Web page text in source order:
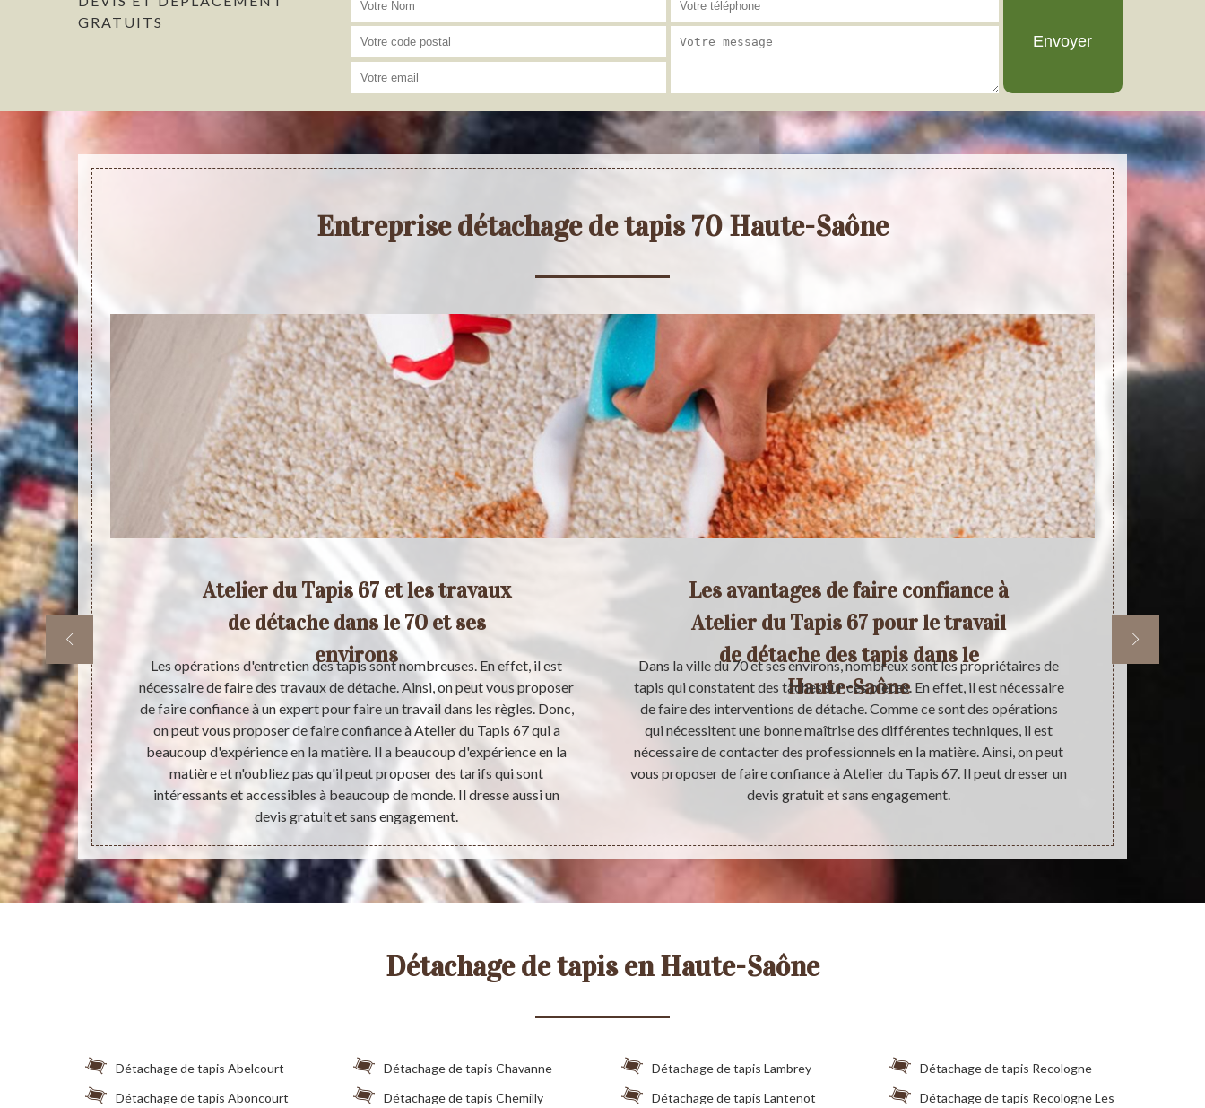
GRATUITS
Entreprise détachage de tapis 70 Haute-Saône
tapis. En
de ces
il est
on peut
beaucoup
des tarifs
qui sont
Atelier du Tapis 67 et les travaux
de détache dans le 70 et ses
environs
Les opérations d'entretien des tapis sont nombreuses. En effet, il est
nécessaire de faire des travaux de détache. Ainsi, on peut vous proposer
de faire confiance à un expert pour faire un travail dans les règles. Donc,
on peut vous proposer de faire confiance à Atelier du Tapis 67 qui a
beaucoup d'expérience en la matière. Il a beaucoup d'expérience en la
matière et n'oubliez pas qu'il peut proposer des tarifs qui sont
intéressants et accessibles à beaucoup de monde. Il dresse aussi un
devis gratuit et sans engagement.
Les avantages de faire confiance à
Atelier du Tapis 67 pour le travail
de détache des tapis dans le
Haute-Saône
Dans la ville du 70 et ses environs, nombreux sont les propriétaires de
tapis qui constatent des tâches sur ces pièces. En effet, il est nécessaire
de faire des interventions de détache. Comme ce sont des opérations
qui nécessitent une bonne maîtrise des différentes techniques, il est
nécessaire de contacter des professionnels en la matière. Ainsi, on peut
vous proposer de faire confiance à Atelier du Tapis 67. Il peut dresser un
devis gratuit et sans engagement.
Les tapis
Détachage de tapis en Haute-Saône
Détachage de tapis Abelcourt
Détachage de tapis Aboncourt
Détachage de tapis Chavanne
Détachage de tapis Chemilly
Détachage de tapis Lambrey
Détachage de tapis Lantenot
Détachage de tapis Recologne
Détachage de tapis Recologne Les